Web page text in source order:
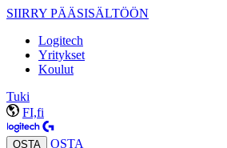
SIIRRY PÄÄSISÄLTÖÖN
Logitech
Yritykset
Koulut
Tuki
FI,fi
OSTA OSTA